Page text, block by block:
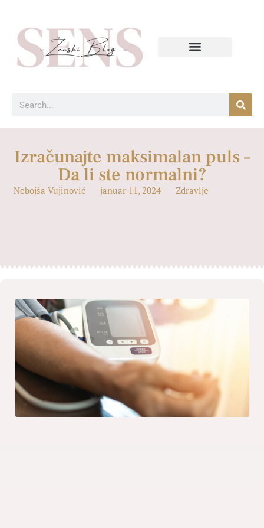
Izračunajte maksimalan puls –
Da li ste normalni?
Nebojša Vujinović januar 11, 2024 Zdravlje